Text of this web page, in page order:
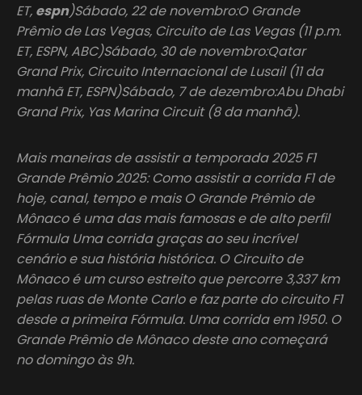
ET, espn)Sábado, 22 de novembro:O Grande
Prêmio de Las Vegas, Circuito de Las Vegas (11 p.m.
ET, ESPN, ABC)Sábado, 30 de novembro:Qatar
Grand Prix, Circuito Internacional de Lusail (11 da
manhã ET, ESPN)Sábado, 7 de dezembro:Abu Dhabi
Grand Prix, Yas Marina Circuit (8 da manhã).
Mais maneiras de assistir a temporada 2025 F1
Grande Prêmio 2025: Como assistir a corrida F1 de
hoje, canal, tempo e mais O Grande Prêmio de
Mônaco é uma das mais famosas e de alto perfil
Fórmula Uma corrida graças ao seu incrível
cenário e sua história histórica. O Circuito de
Mônaco é um curso estreito que percorre 3,337 km
pelas ruas de Monte Carlo e faz parte do circuito F1
desde a primeira Fórmula. Uma corrida em 1950. O
Grande Prêmio de Mônaco deste ano começará
no domingo às 9h.